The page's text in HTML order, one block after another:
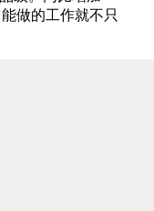
做的工作就不只